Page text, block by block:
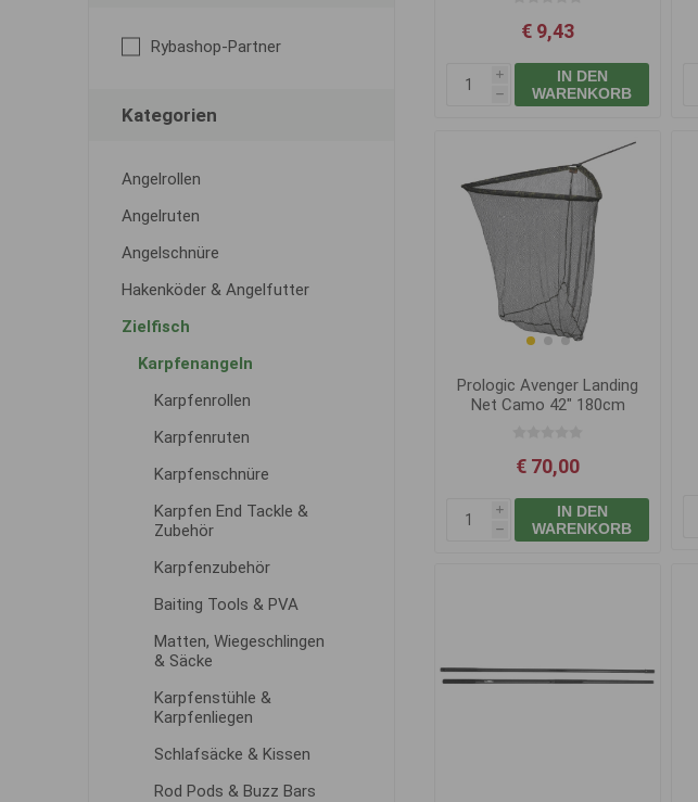
€ 9,43
i
h
IN DEN
WARENKORB
Prologic Avenger Landing
Net Camo 42" 180cm
€ 70,00
i
h
IN DEN
WARENKORB
Rybashop-Partner
Kategorien
Angelrollen
Angelruten
Angelschnüre
Hakenköder & Angelfutter
Zielfisch
Karpfenangeln
Karpfenrollen
Karpfenruten
Karpfenschnüre
Karpfen End Tackle &
Zubehör
Karpfenzubehör
Baiting Tools & PVA
Matten, Wiegeschlingen
& Säcke
Karpfenstühle &
Karpfenliegen
Schlafsäcke & Kissen
Rod Pods & Buzz Bars